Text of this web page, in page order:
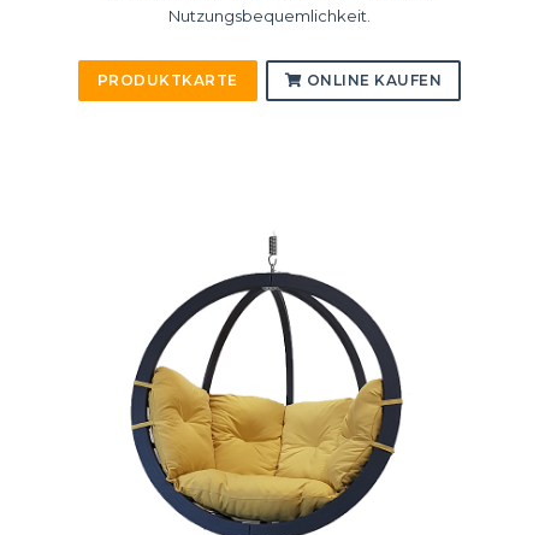
Nutzungsbequemlichkeit.
PRODUKTKARTE ONLINE KAUFEN